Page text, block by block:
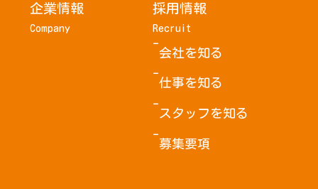
企業情報
Company
採用情報
Recruit
会社を知る
仕事を知る
スタッフを知る
募集要項